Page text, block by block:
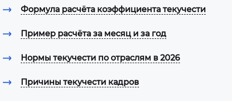
Формула расчёта коэффициента текучести
Пример расчёта за месяц и за год
Нормы текучести по отраслям в 2026
Причины текучести кадров